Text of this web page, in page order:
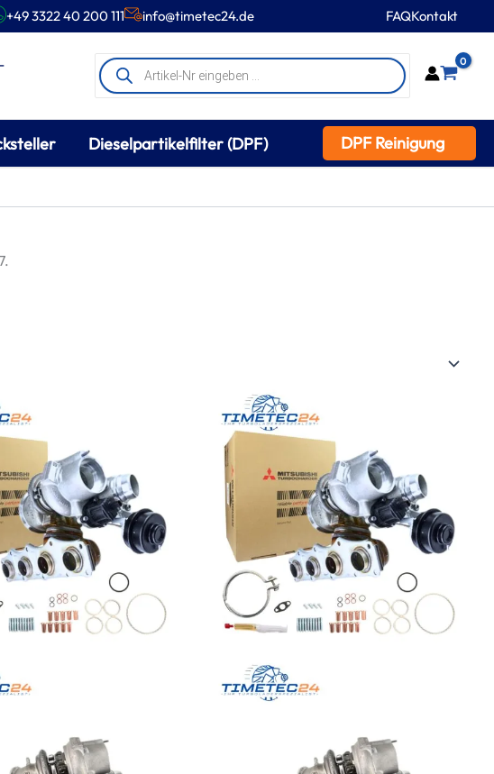
+49 3322 40 200 111 info@timetec24.de FAQKontakt
Products
search
0
Dieselpartikelfilter (DPF) DPF Reinigung